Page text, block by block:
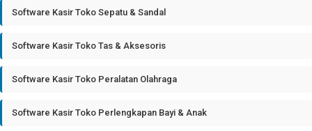
Software Kasir Toko Sepatu & Sandal
Software Kasir Toko Tas & Aksesoris
Software Kasir Toko Peralatan Olahraga
Software Kasir Toko Perlengkapan Bayi & Anak